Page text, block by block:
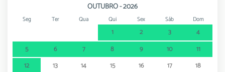
OUTUBRO - 2026
Seg Ter Qua Qui Sex Sáb Dom
1 2 3
4
5
6 7 8 9 10
11
12
13 14 15 16 17
18